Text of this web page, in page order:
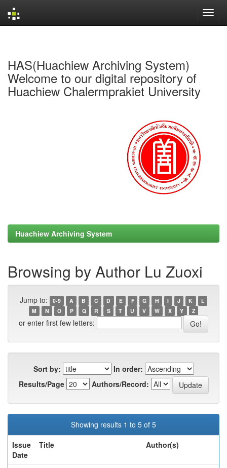
HAS(Huachiew Archiving System)
Welcome to our digital repository of
Huachiew Chalermprakiet University
Huachiew Archiving System
Browsing by Author Lu Zuoxi
Jump to: 0-9 A B C D E F G H I J K
L
M
N O P Q R S T U V W X Y Z
or enter first few letters:
Sort by:
In order:
Results/Page
Authors/Record:
Showing results 1 to 5 of 5
Issue
Date
Title Author(s)